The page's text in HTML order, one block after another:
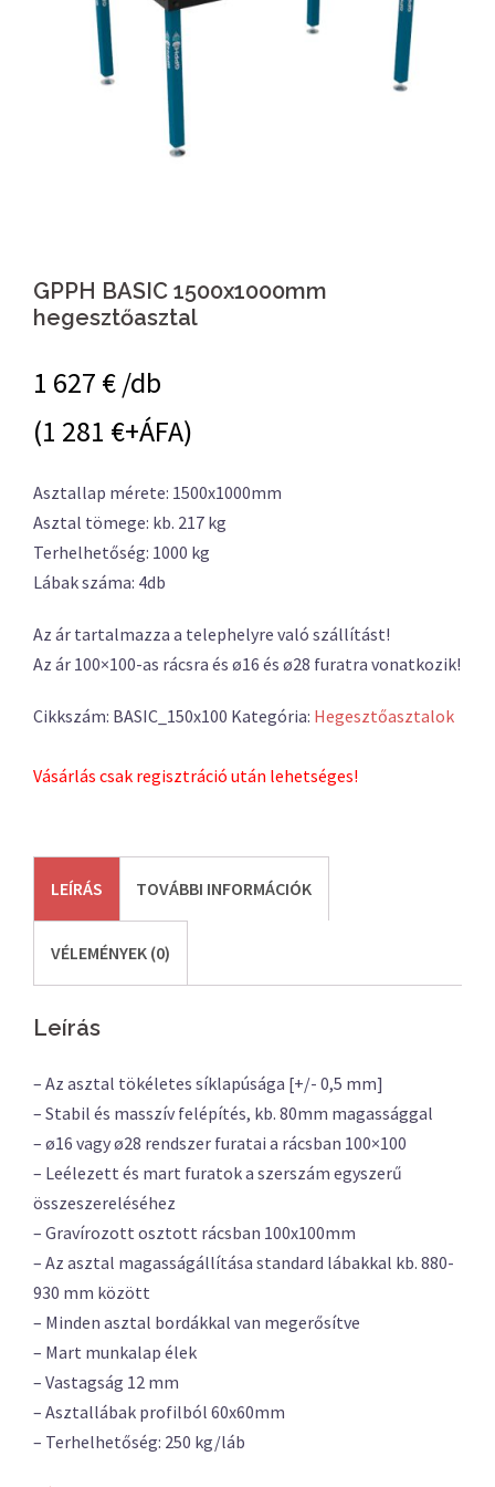
GPPH BASIC 1500x1000mm
hegesztőasztal
1 627 € /db
(1 281 €+ÁFA)
Asztallap mérete: 1500x1000mm
Asztal tömege: kb. 217 kg
Terhelhetőség: 1000 kg
Lábak száma: 4db
Az ár tartalmazza a telephelyre való szállítást!
Az ár 100×100-as rácsra és ø16 és ø28 furatra vonatkozik!
Cikkszám: BASIC_150x100 Kategória: Hegesztőasztalok
Vásárlás csak regisztráció után lehetséges!
LEÍRÁS TOVÁBBI INFORMÁCIÓK
VÉLEMÉNYEK (0)
Leírás
– Az asztal tökéletes síklapúsága [+/- 0,5 mm]
– Stabil és masszív felépítés, kb. 80mm magassággal
– ø16 vagy ø28 rendszer furatai a rácsban 100×100
– Leélezett és mart furatok a szerszám egyszerű
összeszereléséhez
– Gravírozott osztott rácsban 100x100mm
– Az asztal magasságállítása standard lábakkal kb. 880-
930 mm között
– Minden asztal bordákkal van megerősítve
– Mart munkalap élek
– Vastagság 12 mm
– Asztallábak profilból 60x60mm
– Terhelhetőség: 250 kg/láb